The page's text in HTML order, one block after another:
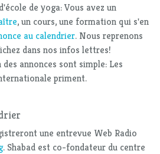
de yoga: Vous avez un
, un cours, une formation qui s'en
au calendrier. Nous reprenons
dans nos infos lettres!
annonces sont simple: Les
priment.
une entrevue Web Radio
. Shabad est co-fondateur du centre